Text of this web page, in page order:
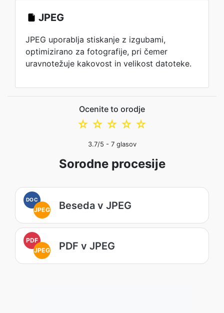
JPEG
JPEG uporablja stiskanje z izgubami,
optimizirano za fotografije, pri čemer
uravnotežuje kakovost in velikost datoteke.
Ocenite to orodje
☆
☆
☆
☆
☆
3.7/5 - 7glasov
Sorodne procesije
DOC
JPEG Beseda v JPEG
PDF
JPEG
PDF v JPEG